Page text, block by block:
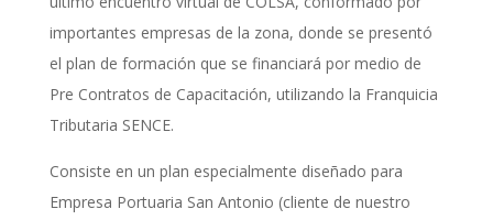
importantes empresas de la zona, donde se presentó
el plan de formación que se financiará por medio de
Pre Contratos de Capacitación, utilizando la Franquicia
Tributaria SENCE.
Consiste en un plan especialmente diseñado para
Empresa Portuaria San Antonio (cliente de nuestro